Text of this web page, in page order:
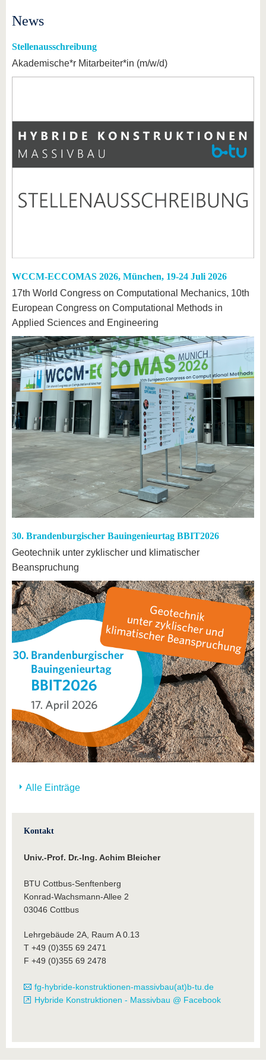
News
Stellenausschreibung
Akademische*r Mitarbeiter*in (m/w/d)
WCCM-ECCOMAS 2026, München, 19-24 Juli 2026
17th World Congress on Computational Mechanics, 10th
European Congress on Computational Methods in
Applied Sciences and Engineering
30. Brandenburgischer Bauingenieurtag BBIT2026
Geotechnik unter zyklischer und klimatischer
Beanspruchung
Alle Einträge
Kontakt
Univ.-Prof. Dr.-Ing. Achim Bleicher
BTU Cottbus-Senftenberg
Konrad-Wachsmann-Allee 2
03046 Cottbus
Lehrgebäude 2A, Raum A 0.13
T +49 (0)355 69 2471
F +49 (0)355 69 2478
fg-hybride-konstruktionen-massivbau(at)b-tu.de
Hybride Konstruktionen - Massivbau @ Facebook